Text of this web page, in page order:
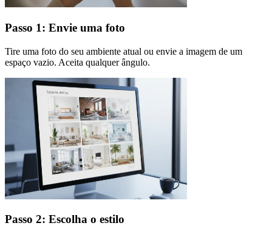
Passo 1: Envie uma foto
Tire uma foto do seu ambiente atual ou envie a imagem de um
espaço vazio. Aceita qualquer ângulo.
Passo 2: Escolha o estilo